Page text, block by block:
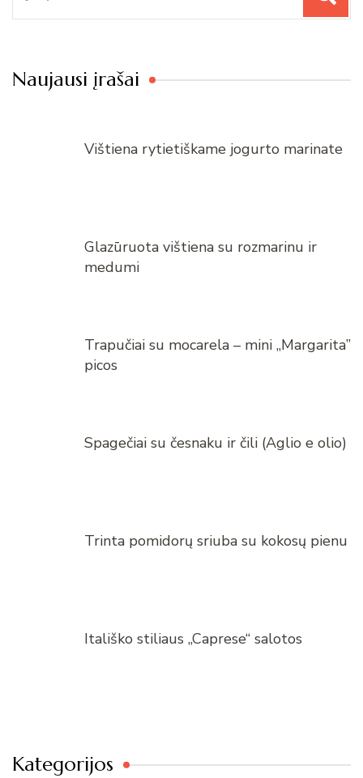
Naujausi įrašai
Vištiena rytietiškame jogurto marinate
Glazūruota vištiena su rozmarinu ir
medumi
Trapučiai su mocarela – mini „Margarita”
picos
Spagečiai su česnaku ir čili (Aglio e olio)
Trinta pomidorų sriuba su kokosų pienu
Itališko stiliaus „Caprese“ salotos
Kategorijos